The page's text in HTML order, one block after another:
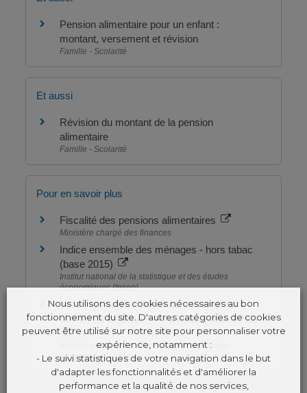
Pension alimentaire pour un enfant :
montant, versement et révision
Famille - Scolarité
Et aussi
Révision du montant de la pension
alimentaire
Famille - Scolarité
Pour en savoir plus
Fiscalité des pensions alimentaires
Ministère chargé des finances
Indice ensemble des ménages - hors tabac
(base 2015)
Institut national de la statistique et des études
économiques (Insee)
Indice ménages urbains dont le chef est
ouvrier ou employé - hors tabac (base 2015)
Institut national de la statistique et des études
économiques (Insee)
Nous utilisons des cookies nécessaires au bon
fonctionnement du site. D'autres catégories de cookies
peuvent être utilisé sur notre site pour personnaliser votre
expérience, notamment :
- Le suivi statistiques de votre navigation dans le but
d'adapter les fonctionnalités et d'améliorer la
performance et la qualité de nos services,